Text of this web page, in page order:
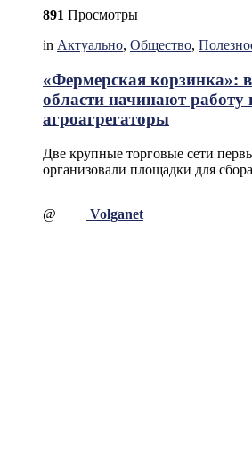
891 Просмотры
in Актуально, Общество,
«Фермерская корзинка»:
области начинают работу
агроагрегаторы
Две крупные торговые сети
организовали площадки для
@ Volganet